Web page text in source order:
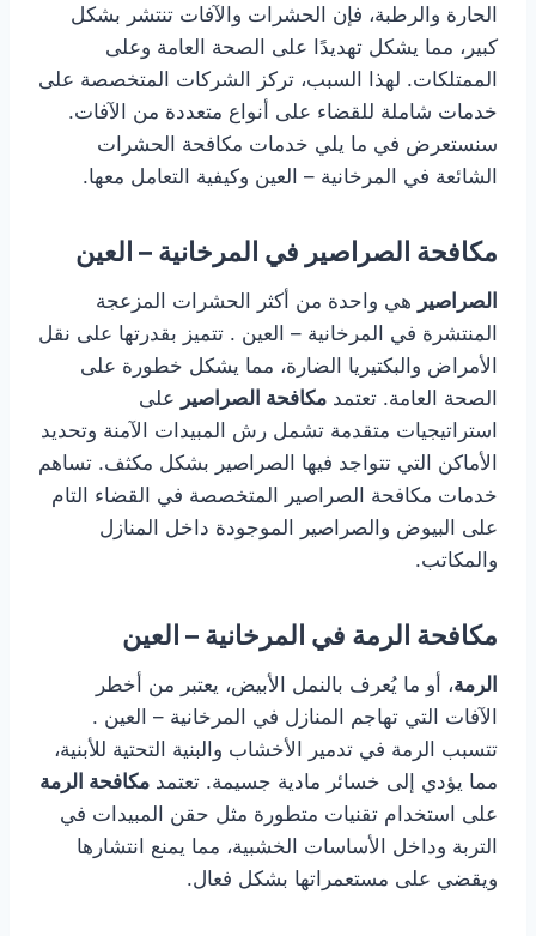
الحارة والرطبة، فإن الحشرات والآفات تنتشر بشكل
كبير، مما يشكل تهديدًا على الصحة العامة وعلى
الممتلكات. لهذا السبب، تركز الشركات المتخصصة على
خدمات شاملة للقضاء على أنواع متعددة من الآفات.
سنستعرض في ما يلي خدمات مكافحة الحشرات
الشائعة في المرخانية – العين وكيفية التعامل معها.
مكافحة الصراصير في المرخانية – العين
الصراصير هي واحدة من أكثر الحشرات المزعجة
المنتشرة في المرخانية – العين . تتميز بقدرتها على نقل
الأمراض والبكتيريا الضارة، مما يشكل خطورة على
الصحة العامة. تعتمد مكافحة الصراصير على
استراتيجيات متقدمة تشمل رش المبيدات الآمنة وتحديد
الأماكن التي تتواجد فيها الصراصير بشكل مكثف. تساهم
خدمات مكافحة الصراصير المتخصصة في القضاء التام
على البيوض والصراصير الموجودة داخل المنازل
والمكاتب.
مكافحة الرمة في المرخانية – العين
الرمة، أو ما يُعرف بالنمل الأبيض، يعتبر من أخطر
الآفات التي تهاجم المنازل في المرخانية – العين .
تتسبب الرمة في تدمير الأخشاب والبنية التحتية للأبنية،
مما يؤدي إلى خسائر مادية جسيمة. تعتمد مكافحة الرمة
على استخدام تقنيات متطورة مثل حقن المبيدات في
التربة وداخل الأساسات الخشبية، مما يمنع انتشارها
ويقضي على مستعمراتها بشكل فعال.